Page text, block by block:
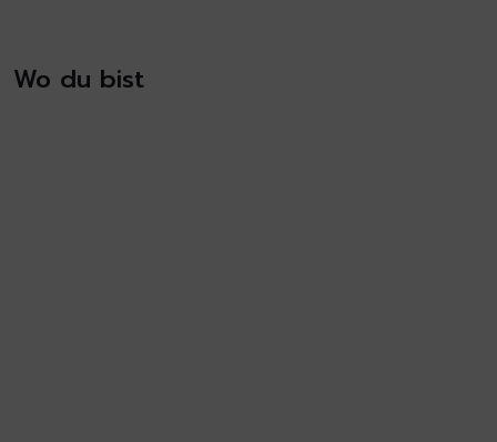
Wo du bist